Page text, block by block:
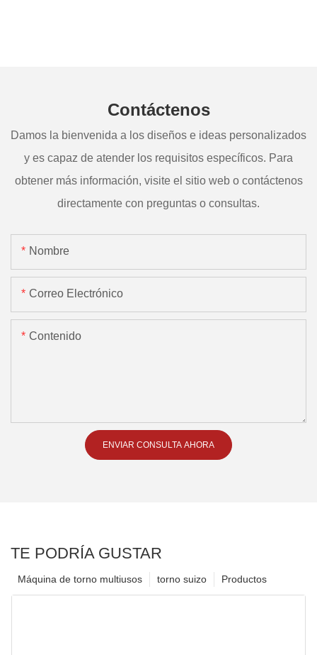
Contáctenos
Damos la bienvenida a los diseños e ideas personalizados
y es capaz de atender los requisitos específicos. Para
obtener más información, visite el sitio web o contáctenos
directamente con preguntas o consultas.
Nombre
Correo Electrónico
Contenido
ENVIAR CONSULTA AHORA
TE PODRÍA GUSTAR
Productos
torno suizo
Máquina de torno multiusos